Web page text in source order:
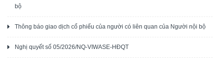
bộ
Thông báo giao dịch cổ phiếu của người có liên quan của Người nội bộ
Nghị quyết số 05/2026/NQ-VIWASE-HĐQT